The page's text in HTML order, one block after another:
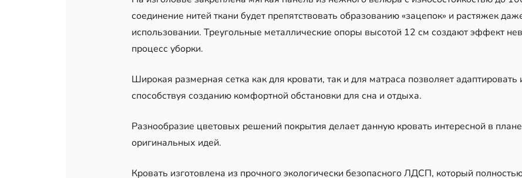
соединение нитей ткани будет препятствовать образованию «зацепок» и растяжек
использовании. Треугольные металлические опоры высотой 12 см создают эффект
процесс уборки.
Широкая размерная сетка как для кровати, так и для матраса позволяет
способствуя созданию комфортной обстановки для сна и отдыха.
Разнообразие цветовых решений покрытия делает данную кровать интересной в
оригинальных идей.
Кровать изготовлена из прочного экологически безопасного ЛДСП, который